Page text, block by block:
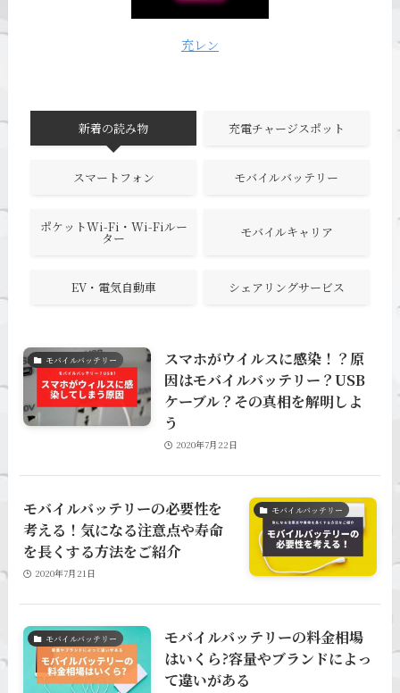
充レン
新着の読み物 充電チャージスポット
スマートフォン モバイルバッテリー
ポケットWi-Fi・Wi-Fiルー
ター モバイルキャリア
EV・電気自動車 シェアリングサービス
モバイルバッテリー
スマホがウイルスに感染！？原
因はモバイルバッテリー？USB
ケーブル？その真相を解明しよ
う
2020年7月22日
モバイルバッテリー
モバイルバッテリーの必要性を
考える！気になる注意点や寿命
を長くする方法をご紹介
2020年7月21日
モバイルバッテリー
モバイルバッテリーの料金相場
はいくら?容量やブランドによっ
て違いがある